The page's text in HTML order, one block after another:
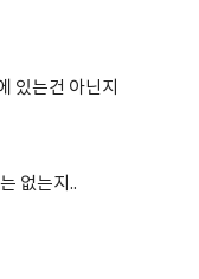
있는건 아닌지
없는지..